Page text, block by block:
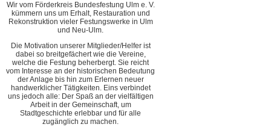
Wir vom Förderkreis Bundesfestung Ulm e. V.
kümmern uns um Erhalt, Restauration und
Rekonstruktion vieler Festungswerke in Ulm
und Neu-Ulm.
Die Motivation unserer Mitglieder/Helfer ist
dabei so breitgefächert wie die Vereine,
welche die Festung beherbergt. Sie reicht
vom Interesse an der historischen Bedeutung
der Anlage bis hin zum Erlernen neuer
handwerklicher Tätigkeiten. Eins verbindet
uns jedoch alle: Der Spaß an der vielfältigen
Arbeit in der Gemeinschaft, um
Stadtgeschichte erlebbar und für alle
zugänglich zu machen.